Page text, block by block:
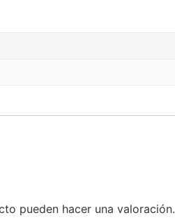
pueden hacer una valoración.